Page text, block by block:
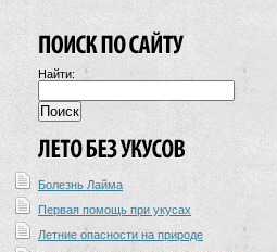
Найти:
Болезнь Лайма
Первая помощь при укусах
Летние опасности на природе